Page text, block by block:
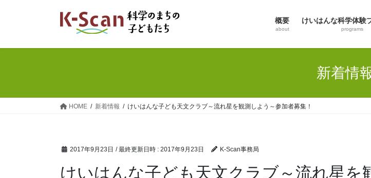
概要
about
けいはんな科学体験
programs
新着情
HOME 新着情報 けいはんな子ども天文クラブ～流れ星を観測しよう～参加者募集！
2017年9月23日 / 最終更新日時 : 2017年9月23日 K-Scan事務局
けいはんな子ども天文クラブ～流れ星を